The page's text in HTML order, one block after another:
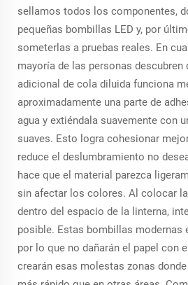
sellamos todos los componentes,
pequeñas bombillas LED y, por
someterlas a pruebas reales. En
mayoría de las personas descubren
adicional de cola diluida funciona
aproximadamente una parte de
agua y extiéndala suavemente con
suaves. Esto logra cohesionar
reduce el deslumbramiento no
hace que el material parezca
sin afectar los colores. Al colocar
dentro del espacio de la linterna,
posible. Estas bombillas modernas
por lo que no dañarán el papel con
crearán esas molestas zonas